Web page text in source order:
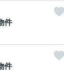
件
件